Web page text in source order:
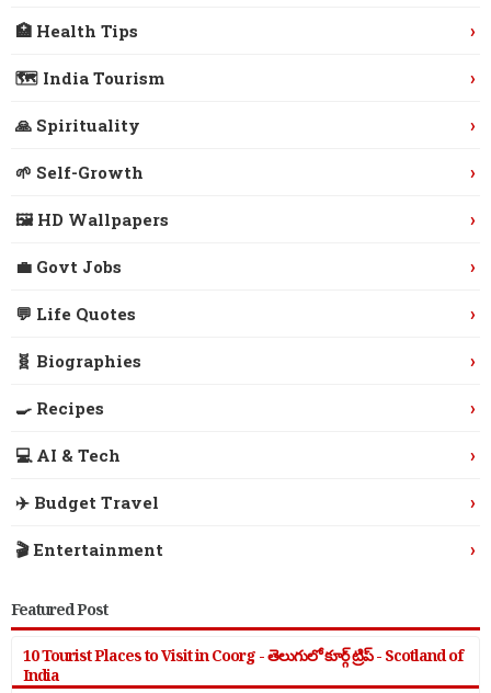
🏥 Health Tips ›
🗺️ India Tourism ›
🙏 Spirituality ›
🌱 Self-Growth ›
🖼️ HD Wallpapers ›
💼 Govt Jobs ›
💬 Life Quotes ›
🧬 Biographies ›
🍳 Recipes ›
💻 AI & Tech ›
✈️ Budget Travel ›
🎬 Entertainment ›
Featured Post
10 Tourist Places to Visit in Coorg - తెలుగులో కూర్గ్ ట్రిప్ - Scotland of
India